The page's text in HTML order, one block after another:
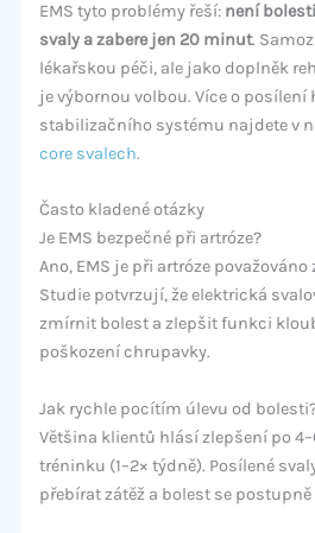
EMS tyto problémy řeší: není
svaly a zabere jen 20 minut.
lékařskou péči, ale jako doplněk
je výbornou volbou. Více o posílení
stabilizačního systému najdete v
core svalech.
Často kladené otázky
Je EMS bezpečné při artróze?
Ano, EMS je při artróze
Studie potvrzují, že elektrická
zmírnit bolest a zlepšit funkci
poškození chrupavky.
Jak rychle pocítím úlevu od
Většina klientů hlásí zlepšení po
tréninku (1–2× týdně). Posílené
přebírat zátěž a bolest se